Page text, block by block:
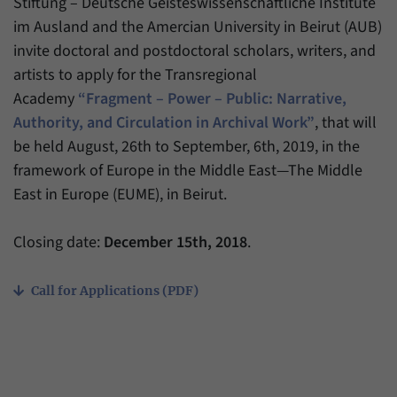
im Ausland and the Amercian University in Beirut (AUB)
invite doctoral and postdoctoral scholars, writers, and
artists to apply for the Transregional
Academy “Fragment – Power – Public: Narrative,
Authority, and Circulation in Archival Work”, that will
be held August, 26th to September, 6th, 2019, in the
framework of Europe in the Middle East—The Middle
East in Europe (EUME), in Beirut.
Closing date: December 15th, 2018.
Call for Applications (PDF)
Zweck
generierte ID, für die historische Speicherung
Ihrer vorgenommen Einstellungen, falls der
Webseiten-Betreiber dies eingestellt hat.
Name _pk_ref
Anbieter Matomo
Laufzeit
Zweck
Mit diesem Cookie können wir speichern, von
welcher Internetseite oder Suchmaschine
Besucher durch eine Verlinkung auf unsere
Internetseite weitergeleitet wurden.
Matomo